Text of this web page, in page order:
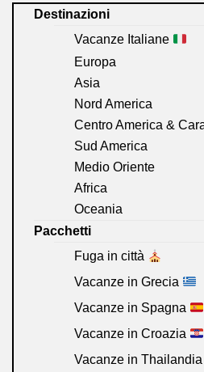
Destinazioni
Vacanze Italiane
Europa
Asia
Nord America
Centro America &
Sud America
Medio Oriente
Africa
Oceania
Pacchetti
Fuga in città
Vacanze in Grecia
Vacanze in Spagna
Vacanze in Croazia
Vacanze in Thailandia